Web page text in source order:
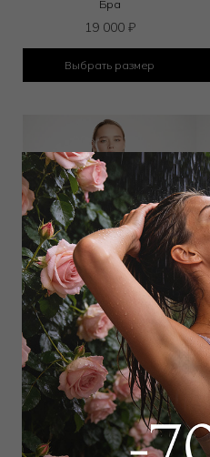
Бра
19 000 ₽
Выбрать размер
Бюстгальтер классический
мягкий
13 600₽
Выбрать размер